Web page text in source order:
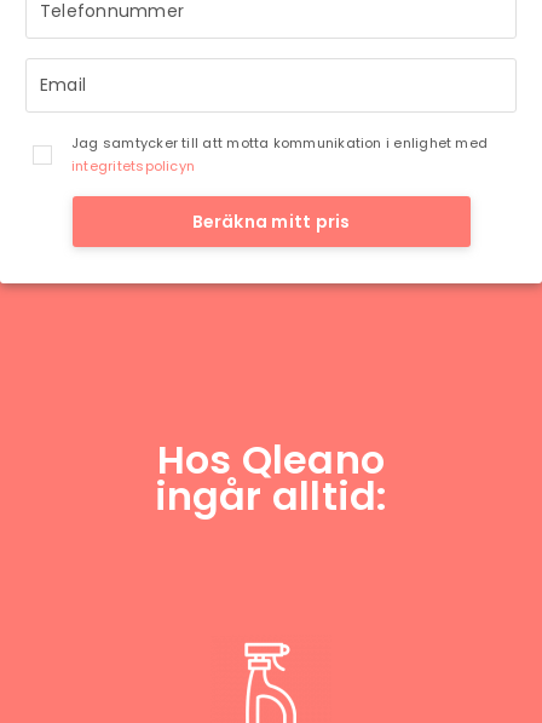
Jag samtycker till att motta kommunikation i enlighet med
integritetspolicyn
Beräkna mitt pris
Hos Qleano
ingår alltid: